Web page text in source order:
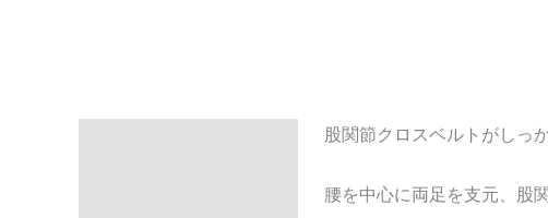
股関節クロスベルトがしっ
腰を中心に両足を支元、股